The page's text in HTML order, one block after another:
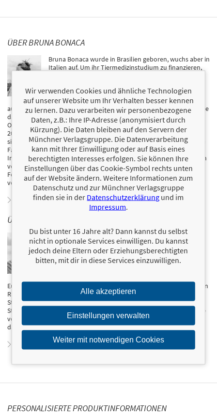
ÜBER BRUNA BONACA
Bruna Bonaca wurde in Brasilien geboren, wuchs aber in
Italien auf. Um ihr Tiermedizinstudium zu finanzieren,
Cadzand zog und eine Kochschule besuchte. Dort
arbeitete sie im mit zwei Michelin-Sternen
ausgezeichneten Restaurant »Pure C«. Drei Jahre später übernahm sie
das Fun-Dining-Konzept »Ugly Duckling in Knokke« von Jan Van
Ongevalle. Zusammen mit Emanuele Mazzaroppi startete sie im Jahr
2021 »Pastology«. Was als Leidenschaftsprojekt begann, entwickelte
sich zu einer vollwertigen Pasta-Bewegung mit einer treuen, globalen
Fangemeinde. Heute beliefert das mit dem Gault&Millau Culinary
Innovators Award 2024 ausgezeichnete und in zahlreichen Magazinen
vorgestellte Duo Spitzenköch*innen und andere
Feinschmecker*innen mit handgemachter Pasta, die alle Spielregeln
verändert.
Zum Profil von Bruna Bonaca
ÜBER EMANUELE MAZZAROPPI
Emanuele Mazzaroppi hat Pasta im Blut. Als
waschechter Römer ist er im Bistro seiner Eltern
aufgewachsen. Nach einigen Erfahrungen in Italien
wurde ihm schnell klar, dass er mehr wollte. Mit 18
Europas wie dem »Tetedoie« in Lyon und dem Restaurant von Gordon
Ramsey in London. Nach einem kurzen Aufenthalt in Italien im
Sternelokal »Il Tino« zog er nach Cadzand, um im mit zwei Michelin-
Sternen ausgezeichneten »Pure C« zu arbeiten. Die letzten zwei Jahre
vor der Gründung von »Pastology« verbrachte er im »De Jonkman«,
das ebenfalls zwei Michelin-Sterne hat.
Zum Profil von Emanuele Mazzaroppi
PERSONALISIERTE PRODUKTINFORMATIONEN
Wir verwenden Cookies und ähnliche Technologien
auf unserer Website um Ihr Verhalten besser kennen
zu lernen. Dazu verarbeiten wir personenbezogene
Daten, z.B.: Ihre IP-Adresse (anonymisiert durch
Kürzung). Die Daten bleiben auf den Servern der
Münchner Verlagsgruppe. Die Datenverarbeitung
kann mit Ihrer Einwilligung oder auf Basis eines
berechtigten Interesses erfolgen. Sie können Ihre
Einstellungen über das Cookie-Symbol rechts unten
auf der Website ändern. Weitere Informationen zum
Datenschutz und zur Münchner Verlagsgruppe
finden sie in der Datenschutzerklärung und im
Impressum.
Du bist unter 16 Jahre alt? Dann kannst du selbst
nicht in optionale Services einwilligen. Du kannst
jedoch deine Eltern oder Erziehungsberechtigten
bitten, mit dir in diese Services einzuwilligen.
Alle akzeptieren
Einstellungen verwalten
Weiter mit notwendigen Cookies